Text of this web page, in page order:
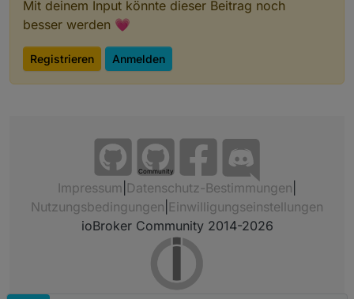
Mit deinem Input könnte dieser Beitrag noch
besser werden 💗
Registrieren Anmelden
Community
Impressum Datenschutz-Bestimmungen
Nutzungsbedingungen Einwilligungseinstellungen
ioBroker Community 2014-2026